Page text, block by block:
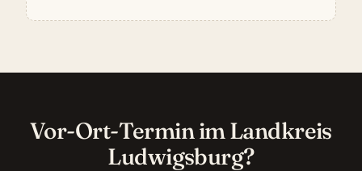
Vor-Ort-Termin im Landkreis
Ludwigsburg?